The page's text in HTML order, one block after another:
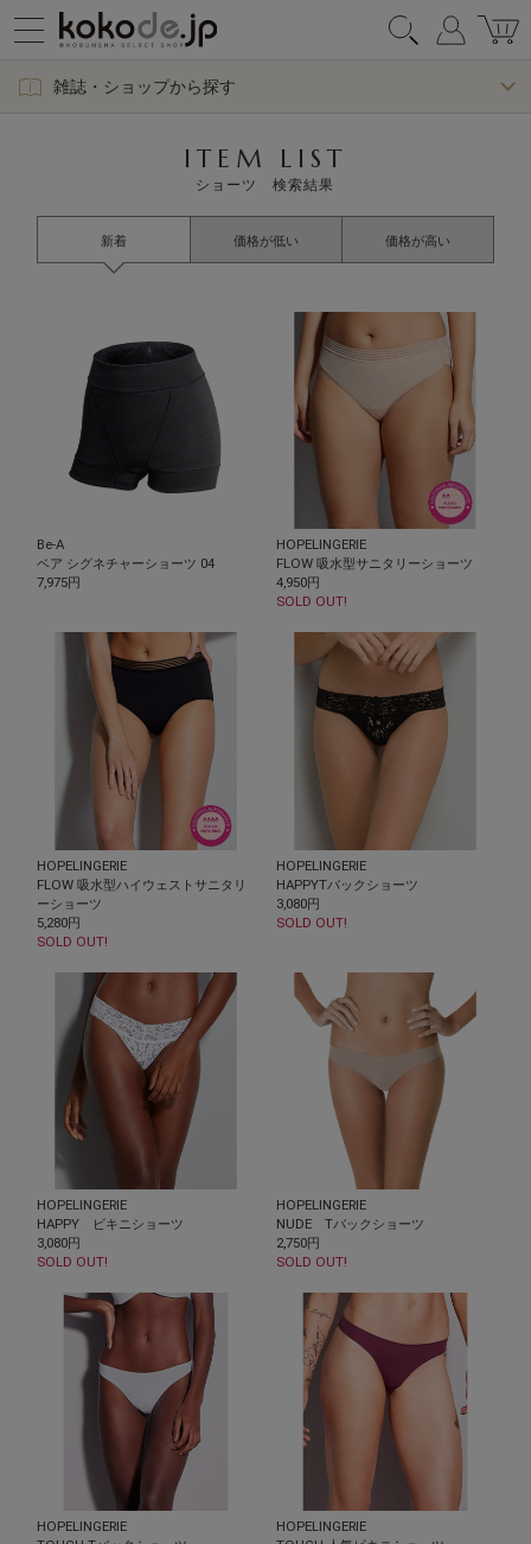
雑誌・ショップから探す
ITEM LIST
ショーツ 検索結果
新着 価格が低い 価格が高い
Be-A
ベア シグネチャーショーツ 04
7,975円
HOPELINGERIE
FLOW 吸水型サニタリーショーツ
4,950円
SOLD OUT!
HOPELINGERIE
FLOW 吸水型ハイウェストサニタリ
ーショーツ
5,280円
SOLD OUT!
HOPELINGERIE
HAPPYTバックショーツ
3,080円
SOLD OUT!
HOPELINGERIE
HAPPY ビキニショーツ
3,080円
SOLD OUT!
HOPELINGERIE
NUDE Tバックショーツ
2,750円
SOLD OUT!
HOPELINGERIE
HOPELINGERIE